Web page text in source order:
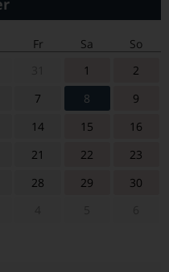
Fr Sa
So
1
2
7 8
9
14 15
16
21 22
23
28 29
30